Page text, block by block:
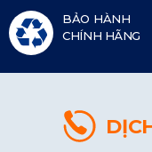
BẢO HÀNH
CHÍNH HÃNG